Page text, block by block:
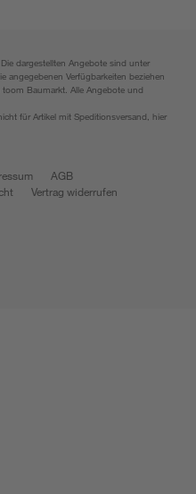
dargestellten Angebote sind unter
angegebenen Verfügbarkeiten beziehen
Baumarkt. Alle Angebote und
für Artikel mit Speditionsversand, hier
AGB
Vertrag widerrufen